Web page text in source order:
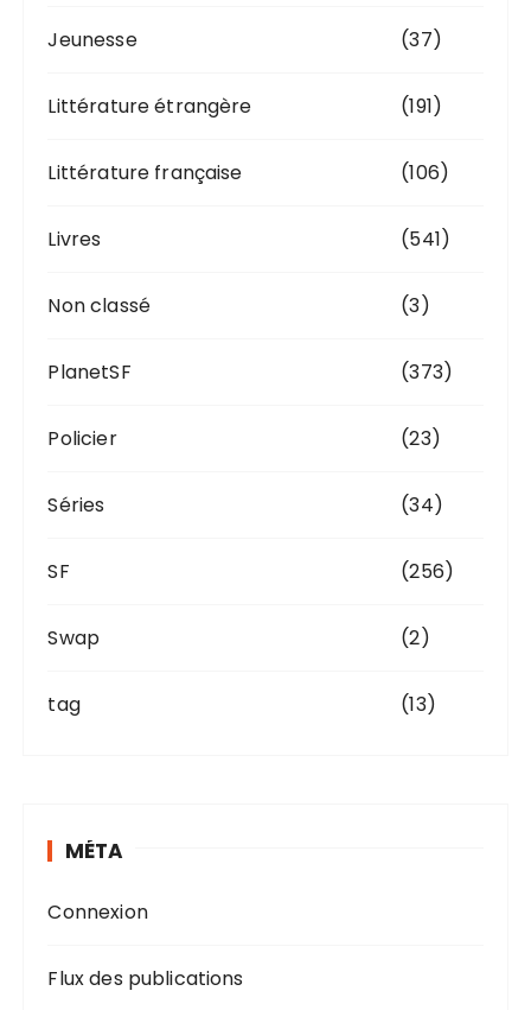
Jeunesse (37)
Littérature étrangère (191)
Littérature française (106)
Livres (541)
Non classé (3)
PlanetSF (373)
Policier (23)
Séries (34)
SF (256)
Swap (2)
tag (13)
MÉTA
Connexion
Flux des publications